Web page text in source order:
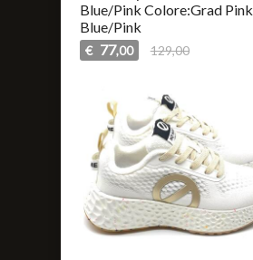
Blue/Pink Colore:Grad Pink
Blue/Pink
€ 77,00 129,00